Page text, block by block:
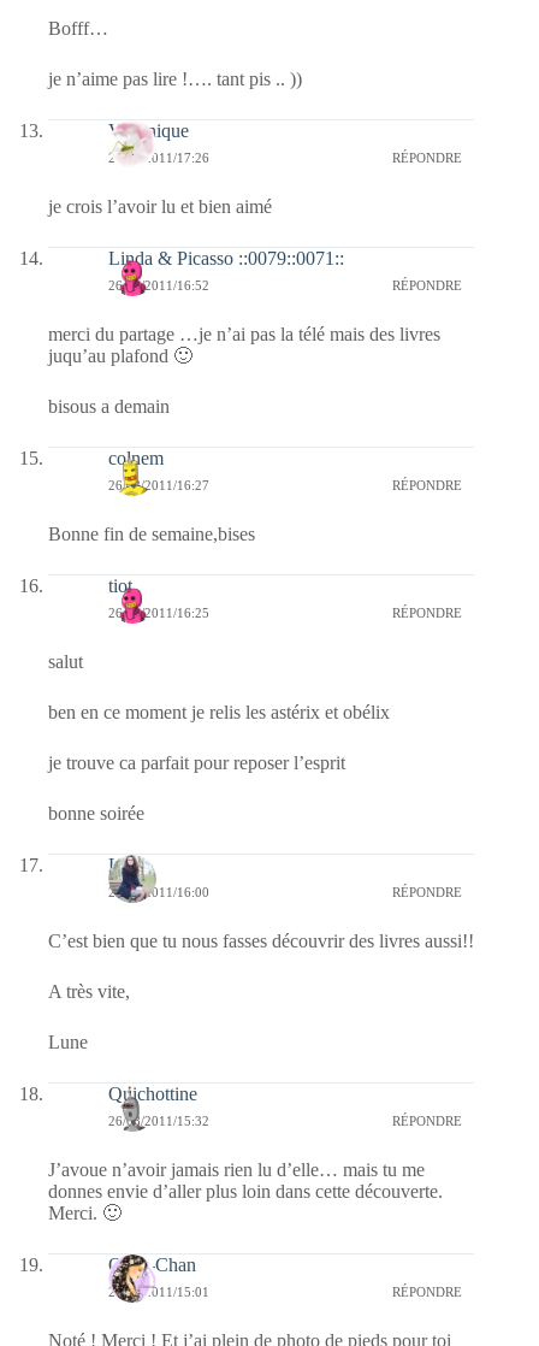
Bofff…
je n’aime pas lire !…. tant pis .. ))
Véronique
26/08/2011/17:26 RÉPONDRE
je crois l’avoir lu et bien aimé
Linda & Picasso ::0079::0071::
26/08/2011/16:52 RÉPONDRE
merci du partage …je n’ai pas la télé mais des livres
juqu’au plafond 🙂
bisous a demain
colnem
26/08/2011/16:27 RÉPONDRE
Bonne fin de semaine,bises
tiot
26/08/2011/16:25 RÉPONDRE
salut
ben en ce moment je relis les astérix et obélix
je trouve ca parfait pour reposer l’esprit
bonne soirée
Lune
26/08/2011/16:00 RÉPONDRE
C’est bien que tu nous fasses découvrir des livres aussi!!
A très vite,
Lune
Quichottine
26/08/2011/15:32 RÉPONDRE
J’avoue n’avoir jamais rien lu d’elle… mais tu me
donnes envie d’aller plus loin dans cette découverte.
Merci. 🙂
Onee-Chan
26/08/2011/15:01 RÉPONDRE
Noté ! Merci ! Et j’ai plein de photo de pieds pour toi